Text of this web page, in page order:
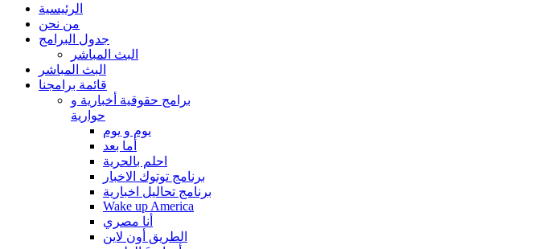
الرئيسية
من نحن
جدول البرامج
البث المباشر
البث المباشر
قائمة برامجنا
برامج حقوقية أخبارية و
حوارية
يوم و يوم
أما بعد
احلم بالحرية
برنامج توتوك الاخبار
برنامج تحاليل اخبارية
Wake up America
أنا مصري
الطريق أون لاين